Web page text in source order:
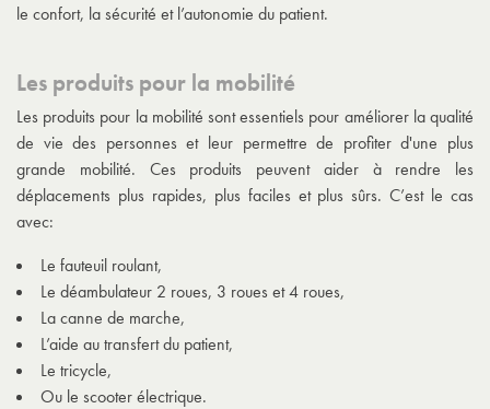
le confort, la sécurité et l’autonomie du patient.
Les produits pour la mobilité
Les produits pour la mobilité sont essentiels pour améliorer la qualité
de vie des personnes et leur permettre de profiter d'une plus
grande mobilité. Ces produits peuvent aider à rendre les
déplacements plus rapides, plus faciles et plus sûrs. C’est le cas
avec:
Le fauteuil roulant,
Le déambulateur 2 roues, 3 roues et 4 roues,
La canne de marche,
L’aide au transfert du patient,
Le tricycle,
Ou le scooter électrique.